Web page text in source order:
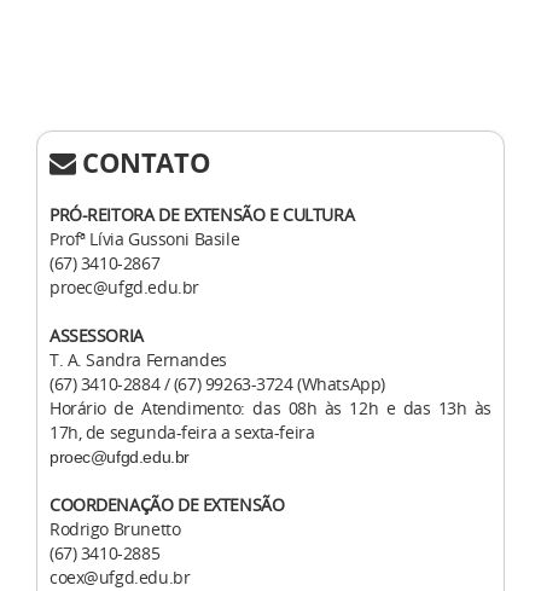
CONTATO
PRÓ-REITORA DE EXTENSÃO E CULTURA
Profª Lívia Gussoni Basile
(67) 3410-2867
proec@ufgd.edu.br
ASSESSORIA
T. A. Sandra Fernandes
(67) 3410-2884 / (67) 99263-3724 (WhatsApp)
Horário de Atendimento: das 08h às 12h e das 13h às
17h, de segunda-feira a sexta-feira
proec@ufgd.edu.br
COORDENAÇÃO DE EXTENSÃO
Rodrigo Brunetto
(67) 3410-2885
coex@ufgd.edu.br